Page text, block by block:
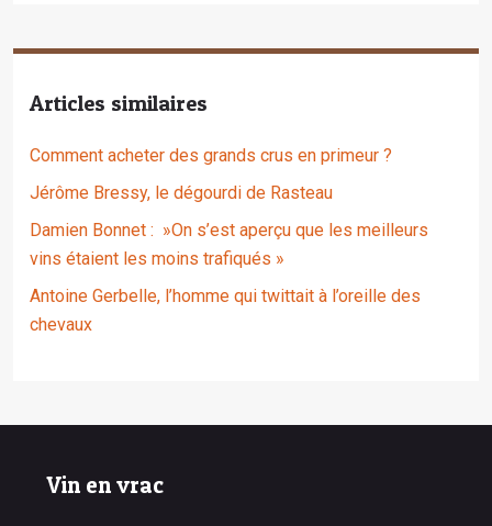
Articles similaires
Comment acheter des grands crus en primeur ?
Jérôme Bressy, le dégourdi de Rasteau
Damien Bonnet : »On s’est aperçu que les meilleurs
vins étaient les moins trafiqués »
Antoine Gerbelle, l’homme qui twittait à l’oreille des
chevaux
Vin en vrac